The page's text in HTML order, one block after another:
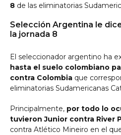
8 de las eliminatorias
Selección Argentina le
la jornada 8
El seleccionador argentino ha
hasta el suelo colombiano
contra Colombia que
eliminatorias Sudamericanas
Principalmente, por todo lo
tuvieron Junior contra River
contra Atlético Mineiro en el